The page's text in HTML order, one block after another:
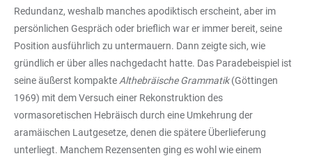
Redundanz, weshalb manches apodiktisch erscheint, aber im
persönlichen Gespräch oder brieflich war er immer bereit, seine
Position ausführlich zu untermauern. Dann zeigte sich, wie
gründlich er über alles nachgedacht hatte. Das Paradebeispiel ist
seine äußerst kompakte Althebräische Grammatik(Göttingen
1969) mit dem Versuch einer Rekonstruktion des
vormasoretischen Hebräisch durch eine Umkehrung der
aramäischen Lautgesetze, denen die spätere Überlieferung
unterliegt. Manchem Rezensenten ging es wohl wie einem